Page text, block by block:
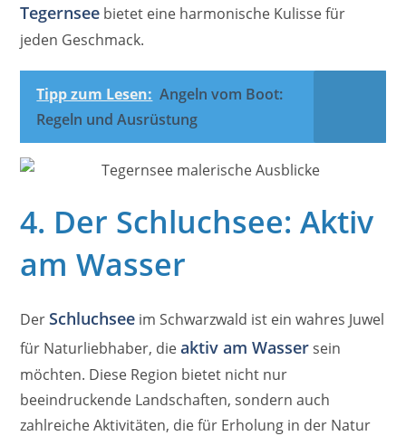
Tegernsee bietet eine harmonische Kulisse für
jeden Geschmack.
Tipp zum Lesen: Angeln vom Boot:
Regeln und Ausrüstung
4. Der Schluchsee: Aktiv
am Wasser
DerSchluchsee im Schwarzwald ist ein wahres Juwel
für Naturliebhaber, dieaktiv am Wassersein
möchten. Diese Region bietet nicht nur
beeindruckende Landschaften, sondern auch
zahlreiche Aktivitäten, die für Erholung in der Natur